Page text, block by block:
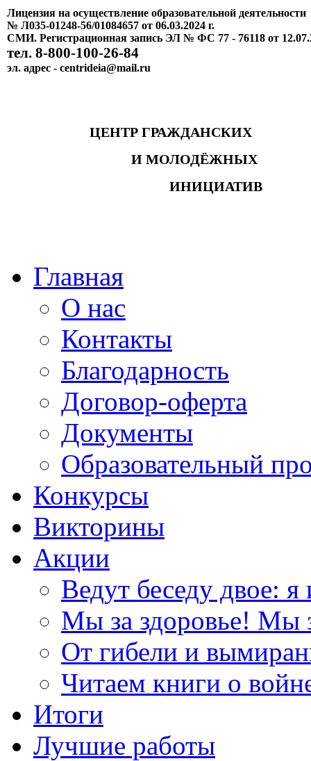
Лицензия на осуществление образовательной деятельности
№ Л035-01248-56/01084657 от 06.03.2024 г.
СМИ. Регистрационная запись ЭЛ № ФС 77 - 76118 от
тел. 8-800-100-26-84
эл. адрес - centrideia@mail.ru
ЦЕНТР ГРАЖДАНСКИХ
И МОЛОДЁЖНЫХ
ИНИЦИАТИВ
Главная
О нас
Контакты
Благодарность
Договор-оферта
Документы
Образовательный
Конкурсы
Викторины
Акции
Ведут беседу двое: я
Мы за здоровье! Мы
От гибели и
Читаем книги о
Итоги
Лучшие работы